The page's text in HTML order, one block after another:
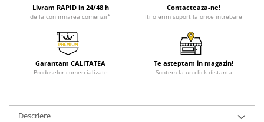
Livram RAPID in 24/48 h
de la confirmarea comenzii*
Contacteaza-ne!
Iti oferim suport la orice intrebare
Garantam CALITATEA
Produselor comercializate
Te asteptam in magazin!
Suntem la un click distanta
Descriere